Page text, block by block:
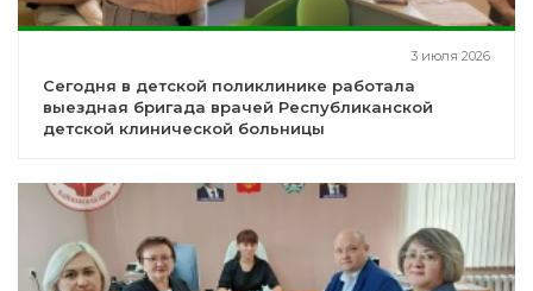
3 июля 2026
Сегодня в детской поликлинике работала
выездная бригада врачей Республиканской
детской клинической больницы